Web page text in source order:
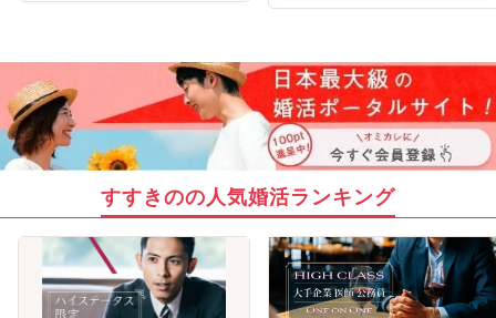
すすきのの人気婚活ランキング